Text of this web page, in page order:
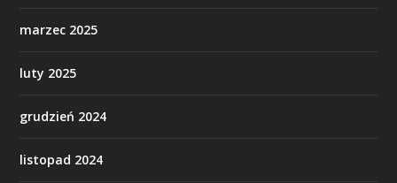
marzec 2025
luty 2025
grudzień 2024
listopad 2024